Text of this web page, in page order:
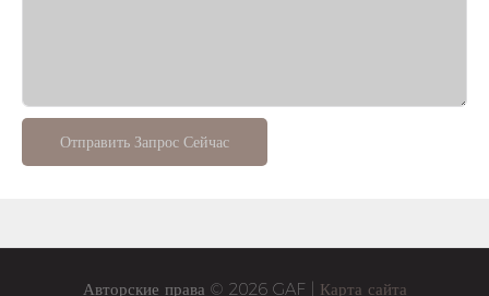
Отправить Запрос Сейчас
Авторские права © 2026 GAF | Карта сайта